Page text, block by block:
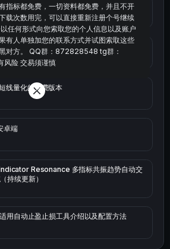
实惠的科学上网工具
幅的python代码
线量化的免费版本
卓端
Resonance 多指标共振趋势自动交
持续更新）
用自动止盈止损工具介绍以及配置方法
指标都免费，一切资料都免费，并且不开
载次数用完，可以直接重新注册个号继续
任何形式向您索取您的个人信息以及账户
有人单独加您的联系方式并试图索取这些
对方。 QQ群：872828548 tg群：
险 交易须谨慎